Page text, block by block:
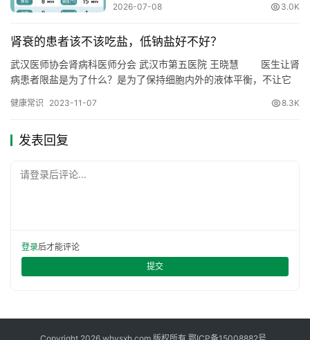
2026-07-08 3.0K
肾衰的患者该不该吃盐，低钠盐好不好？
武汉医师协会肾病科医师分会 武汉市第五医院 王晓慧 医生让肾
病患者限盐是为了什么？是为了保持细胞内外的液体平衡，不让它
不是禁盐。禁盐会造成钠缺乏，让人感乏力、昏沉、少言寡语，对
和硫酸镁，是一种健康食盐。与普通钠盐相比含钠低(氯化钠70%
健康常识 2023-11-07 8.3K
发表回复
请登录后评论...
登录后才能评论
提交